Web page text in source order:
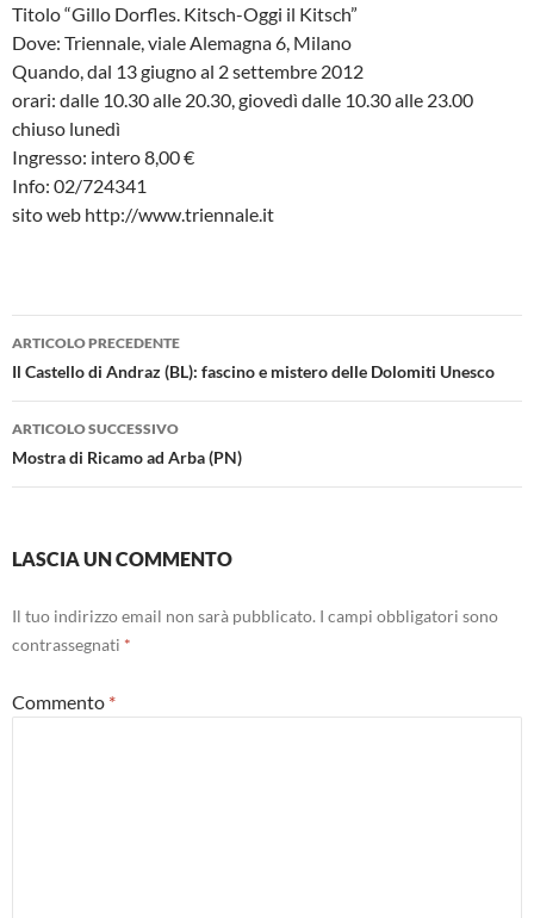
Titolo “Gillo Dorfles. Kitsch-Oggi il Kitsch”
Dove: Triennale, viale Alemagna 6, Milano
Quando, dal 13 giugno al 2 settembre 2012
orari: dalle 10.30 alle 20.30, giovedì dalle 10.30 alle 23.00
chiuso lunedì
Ingresso: intero 8,00 €
Info: 02/724341
sito web http://www.triennale.it
Navigazione
articolo
ARTICOLO PRECEDENTE
Il Castello di Andraz (BL): fascino e mistero delle Dolomiti Unesco
ARTICOLO SUCCESSIVO
Mostra di Ricamo ad Arba (PN)
LASCIA UN COMMENTO
Il tuo indirizzo email non sarà pubblicato. I campi obbligatori sono
contrassegnati *
Commento *